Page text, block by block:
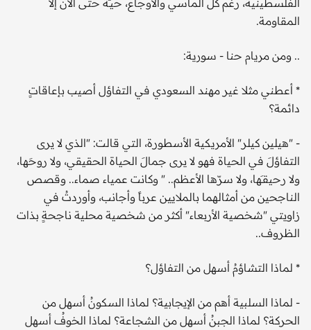
المقاومة.
.. ومن مريام حنا - سورية:
* أعطني مثلا غير مهند السعودي في التفاؤل أصيب بإعاقاتٍ
دائمة؟
- "هيلين كيلر" الأمريكية الأسطورة، التي قالت: "الذي لا يرى
التفاؤلَ في الحياة فهو لا يرى جمالَ الحياة الحقيقي، ولا روحَها،
ولا رحيقـَها، ولا سرّها الأعظم.. " وكانت عمياء صماء.. وقصص
الناجحين من أمثالهما بالملايين عرباً وأجانب، وأوردتُ في
زاويتي "شخصية الأربعاء" أكثر من شخصية محلية ناجحةٍ بذات
الظروف..
* لماذا التشاؤمُ أسهل من التفاؤل؟
- لماذا السلبية أهم من الإيجابية؟ لماذا السكونُ أسهل من
الحركة؟ لماذا الجبنُ أسهل من الشجاعة؟ لماذا الخوفُ أسهل